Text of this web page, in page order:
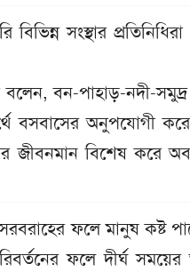
বিভিন্ন সংস্থার
বন-পাহাড়-নদী-সমুদ্র
বসবাসের অনুপযোগী
জীবনমান বিশেষ করে
ফলে মানুষ কষ্ট
ফলে দীর্ঘ সময়ের